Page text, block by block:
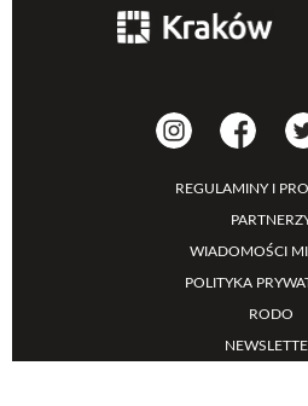
REGULAMINY I
WIADOMOŚCI
POLITYKA
RODO